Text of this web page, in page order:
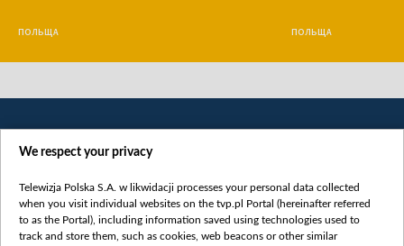
ПОЛЬЩА ПОЛЬЩА
Категорії
We respect your privacy
Telewizja Polska S.A. w likwidacji processes your personal data collected
when you visit individual websites on the tvp.pl Portal (hereinafter referred
to as the Portal), including information saved using technologies used to
track and store them, such as cookies, web beacons or other similar